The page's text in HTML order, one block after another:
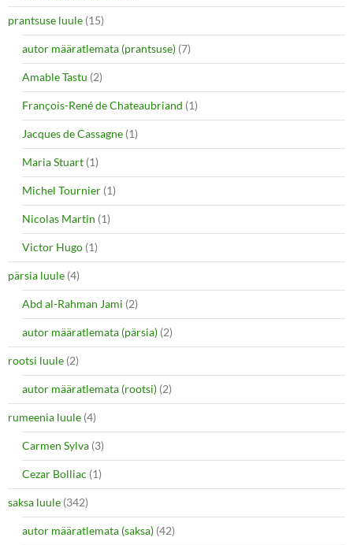
prantsuse luule (15)
autor määratlemata (prantsuse) (7)
Amable Tastu (2)
François-René de Chateaubriand (1)
Jacques de Cassagne (1)
Maria Stuart (1)
Michel Tournier (1)
Nicolas Martin (1)
Victor Hugo (1)
pärsia luule (4)
Abd al-Rahman Jami (2)
autor määratlemata (pärsia) (2)
rootsi luule (2)
autor määratlemata (rootsi) (2)
rumeenia luule (4)
Carmen Sylva (3)
Cezar Bolliac (1)
saksa luule (342)
autor määratlemata (saksa) (42)